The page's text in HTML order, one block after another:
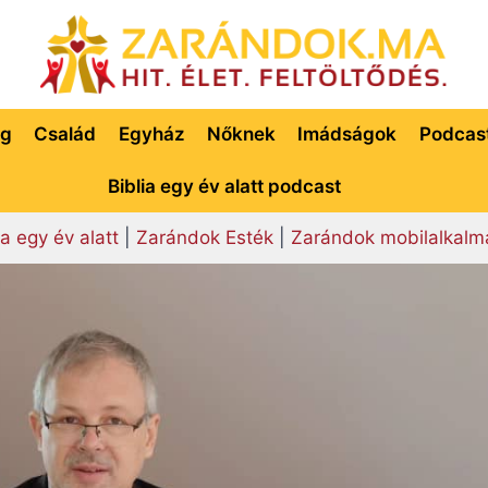
Család Egyház Nőknek Imádságok
Biblia egy év alatt podcast
egy év alatt| Zarándok Esték| Zarándok